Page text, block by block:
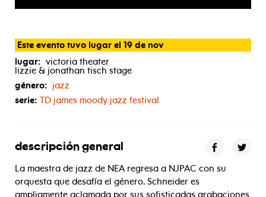
Este evento tuvo lugar el 19 de nov
lugar: victoria theater
lizzie & jonathan tisch stage
género: jazz
serie: TD james moody jazz festival
descripción general
La maestra de jazz de NEA regresa a NJPAC con su
orquesta que desafía el género. Schneider es
ampliamente aclamada por sus sofisticadas grabaciones